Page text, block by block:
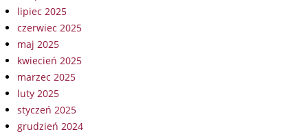
lipiec 2025
czerwiec 2025
maj 2025
kwiecień 2025
marzec 2025
luty 2025
styczeń 2025
grudzień 2024